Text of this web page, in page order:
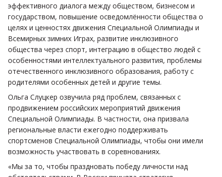
эффективного диалога между обществом, бизнесом и
государством, повышение осведомлённости общества о
целях и ценностях движения Специальной Олимпиады и
Всемирных зимних Играх, развитие инклюзивного
общества через спорт, интеграцию в общество людей с
особенностями интеллектуального развития, проблемы
отечественного инклюзивного образования, работу с
родителями особенных детей и другие темы.
Ольга Слуцкер озвучила ряд проблем, связанных с
продвижением российских мероприятий движения
Специальной Олимпиады. В частности, она призвала
региональные власти ежегодно поддерживать
спортсменов Специальной Олимпиады, чтобы они имели
возможность участвовать в соревнованиях.
«Мы за то, чтобы праздновать победу личности над